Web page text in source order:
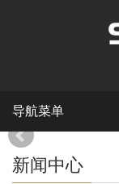
导航菜单
新闻中心